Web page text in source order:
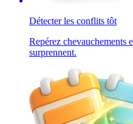
Détecter les conflits tôt
Repérez chevauchements
surprennent.